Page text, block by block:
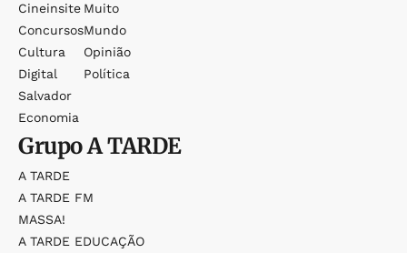
Cineinsite
Concursos
Cultura
Digital
Salvador
Economia
Muito
Mundo
Opinião
Política
GrupoA TARDE
A TARDE
A TARDE FM
MASSA!
A TARDE EDUCAÇÃO